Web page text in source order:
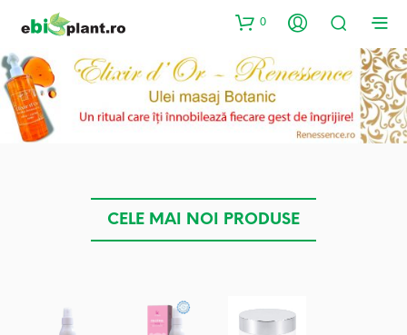
0
CELE MAI NOI PRODUSE